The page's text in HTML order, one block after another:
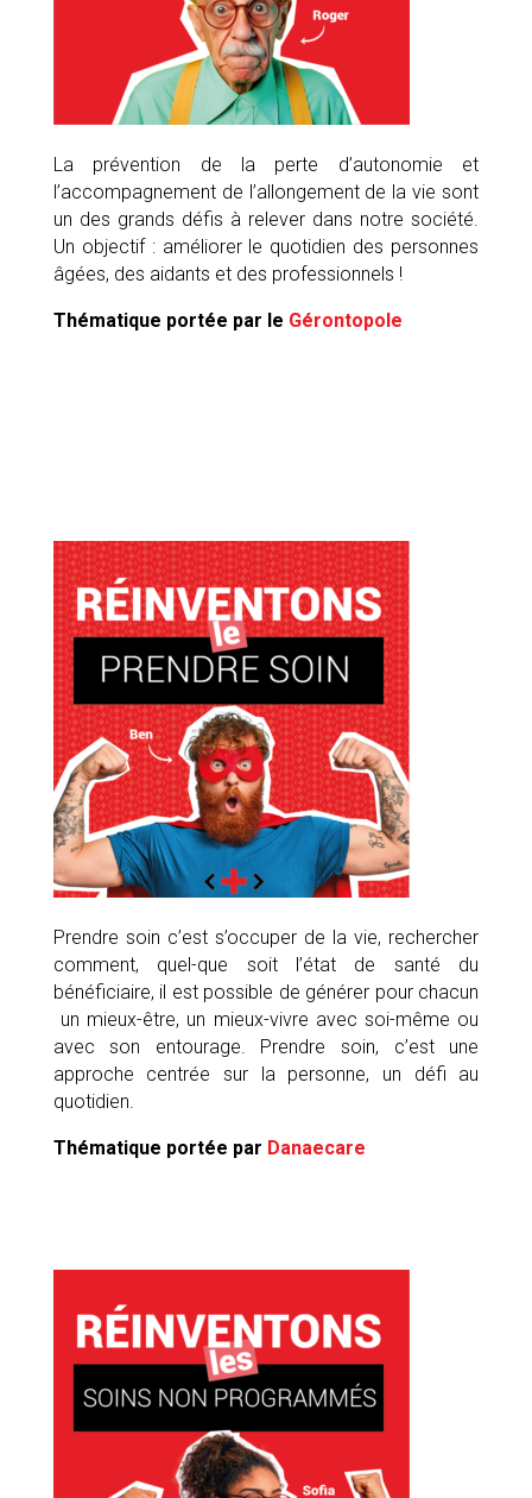
La prévention de la perte d’autonomie et
l’accompagnement de l’allongement de la vie sont
un des grands défis à relever dans notre société.
Un objectif : améliorer le quotidien des personnes
âgées, des aidants et des professionnels !
Thématique portée par le Gérontopole
Prendre soin c’est s’occuper de la vie, rechercher
comment, quel-que soit l’état de santé du
bénéficiaire, il est possible de générer pour chacun
un mieux-être, un mieux-vivre avec soi-même ou
avec son entourage. Prendre soin, c’est une
approche centrée sur la personne, un défi au
quotidien.
Thématique portée par Danaecare